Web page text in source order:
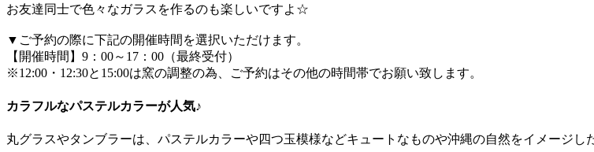
お友達同士で色々なガラスを作るのも楽しいですよ☆
▼ご予約の際に下記の開催時間を選択いただけます。
【開催時間】9：00～17：00（最終受付）
※12:00・12:30と15:00は窯の調整の為、ご予約はその他の時間帯でお願い致します。
カラフルなパステルカラーが人気♪
丸グラスやタンブラーは、パステルカラーや四つ玉模様などキュートなものや沖縄の自然をイメージし